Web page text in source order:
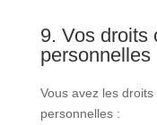
9. Vos droits
personnelles
Vous avez les
personnelles :